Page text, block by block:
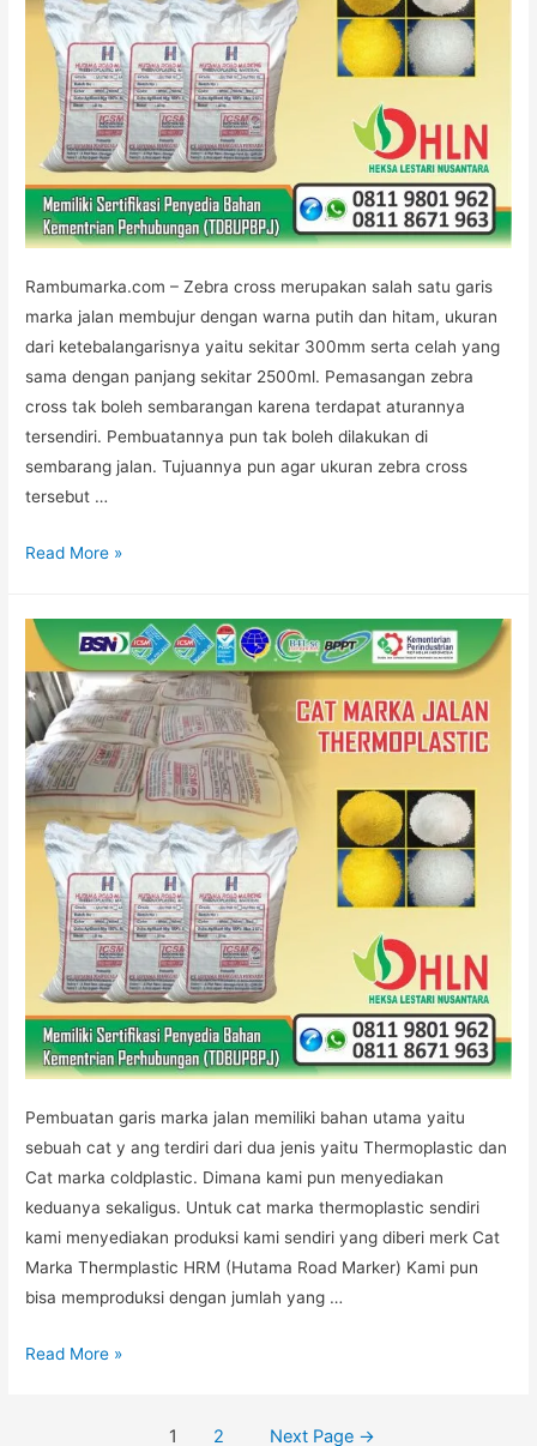
Rambumarka.com – Zebra cross merupakan salah satu garis
marka jalan membujur dengan warna putih dan hitam, ukuran
dari ketebalangarisnya yaitu sekitar 300mm serta celah yang
sama dengan panjang sekitar 2500ml. Pemasangan zebra
cross tak boleh sembarangan karena terdapat aturannya
tersendiri. Pembuatannya pun tak boleh dilakukan di
sembarang jalan. Tujuannya pun agar ukuran zebra cross
tersebut …
Aturan
Jalan
Zebra
Cross
Read More »
Pembuatan garis marka jalan memiliki bahan utama yaitu
sebuah cat y ang terdiri dari dua jenis yaitu Thermoplastic dan
Cat marka coldplastic. Dimana kami pun menyediakan
keduanya sekaligus. Untuk cat marka thermoplastic sendiri
kami menyediakan produksi kami sendiri yang diberi merk Cat
Marka Thermplastic HRM (Hutama Road Marker) Kami pun
bisa memproduksi dengan jumlah yang …
JUAL
Read More »
1 2 Next Page →